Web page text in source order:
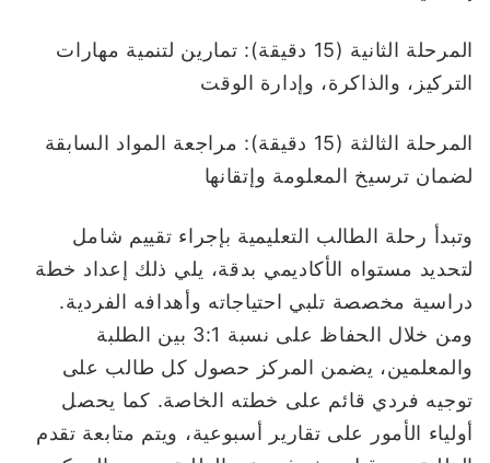
المرحلة الثانية (15 دقيقة): تمارين لتنمية مهارات
التركيز، والذاكرة، وإدارة الوقت
المرحلة الثالثة (15 دقيقة): مراجعة المواد السابقة
لضمان ترسيخ المعلومة وإتقانها
وتبدأ رحلة الطالب التعليمية بإجراء تقييم شامل
لتحديد مستواه الأكاديمي بدقة، يلي ذلك إعداد خطة
دراسية مخصصة تلبي احتياجاته وأهدافه الفردية.
ومن خلال الحفاظ على نسبة 3:1 بين الطلبة
والمعلمين، يضمن المركز حصول كل طالب على
توجيه فردي قائم على خطته الخاصة. كما يحصل
أولياء الأمور على تقارير أسبوعية، ويتم متابعة تقدم